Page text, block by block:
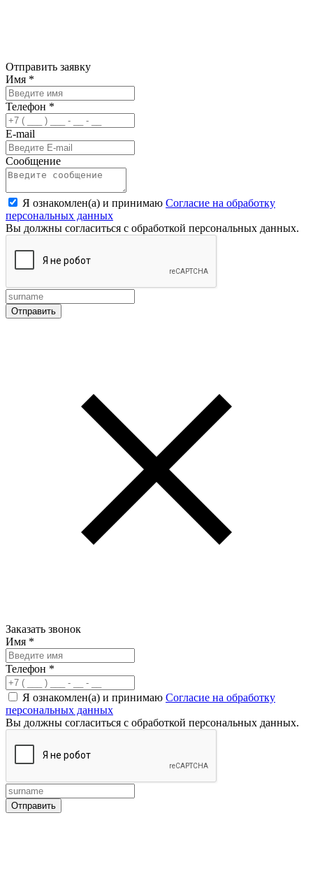
Отправить заявку
Имя *
Телефон *
E-mail
Сообщение
Я ознакомлен(а) и принимаю Согласие на обработку
персональных данных
Вы должны согласиться с обработкой персональных данных.
Заказать звонок
Имя *
Телефон *
Я ознакомлен(а) и принимаю Согласие на обработку
персональных данных
Вы должны согласиться с обработкой персональных данных.